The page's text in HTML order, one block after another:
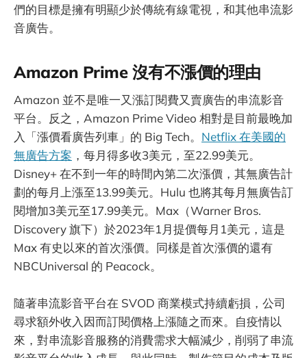
們的目標是擁有明顯少於傳統有線電視，和其他串流影
音廣告。
Amazon Prime 沒有不漲價的理由
Amazon 並不是唯一又漲訂閱費又賣廣告的串流影音
平台。反之，Amazon Prime Video 相對是目前最晚加
入「漲價看廣告列車」的 Big Tech。 Netflix 在美國的
無廣告方案 ，每月得多收3美元，至22.99美元。
Disney+ 在不到一年的時間內第二次漲價，其無廣告計
劃的每月上漲至13.99美元。Hulu 也將其每月無廣告訂
閱增加3美元至17.99美元。Max（Warner Bros.
Discovery 旗下）於2023年1月提價每月1美元，這是
Max 有史以來的首次漲價。同樣是首次漲價的還有
NBCUniversal 的 Peacock。
隨著串流影音平台在 SVOD 商業模式持續虧損，公司
尋求額外收入因而訂閱價格上漲隨之而來。自疫情以
來，對串流影音服務的消費需求大幅減少，削弱了串流